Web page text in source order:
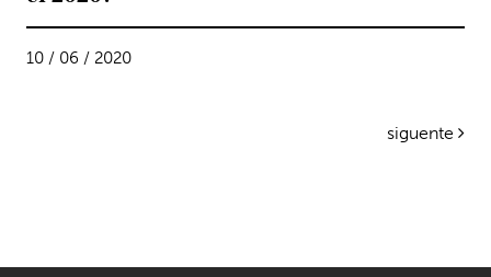
10 / 06 / 2020
siguente